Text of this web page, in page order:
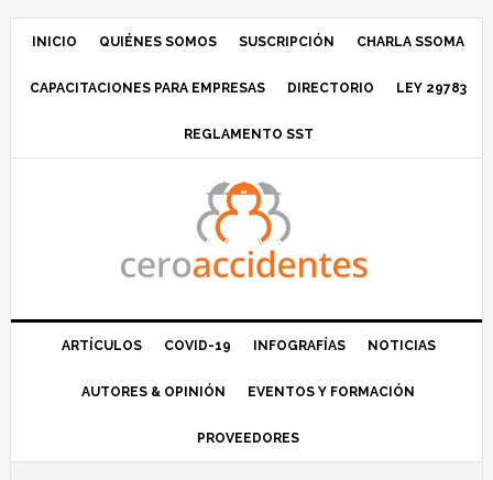
Saltar
navegación
Saltar
principal
Saltar
barra
principal
Saltar
INICIO QUIÉNES SOMOS SUSCRIPCIÓN CHARLA SSOMA
CAPACITACIONES PARA EMPRESAS DIRECTORIO LEY 29783
REGLAMENTO SST
ARTÍCULOS COVID-19 INFOGRAFÍAS NOTICIAS
AUTORES & OPINIÓN EVENTOS Y FORMACIÓN
PROVEEDORES